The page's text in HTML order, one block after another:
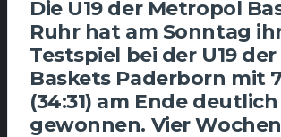
Die U19 der Metropol
Ruhr hat am Sonntag
Testspiel bei der U19
Baskets Paderborn mit
(34:31) am Ende deutlich
gewonnen. Vier